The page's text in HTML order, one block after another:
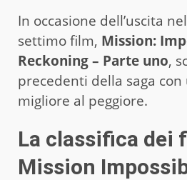
In occasione dell’uscita
settimo film, Mission:
Reckoning – Parte uno,
precedenti della saga con
migliore al peggiore.
La classifica dei
Mission